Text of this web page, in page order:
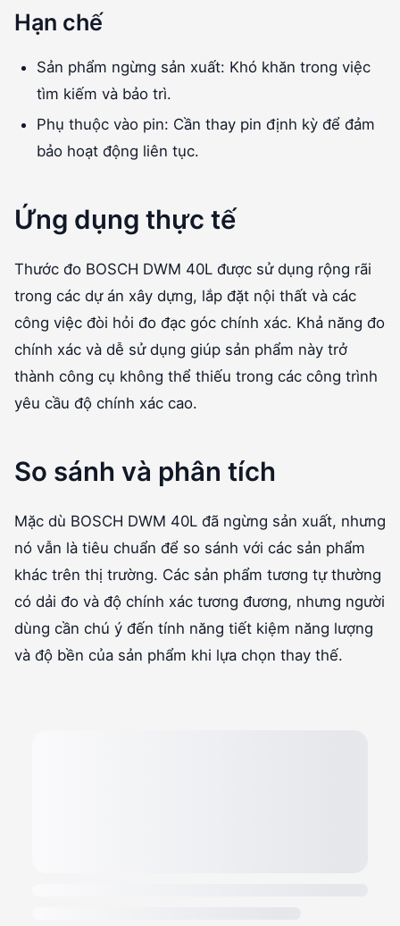
Hạn chế
Sản phẩm ngừng sản xuất: Khó khăn trong việc
tìm kiếm và bảo trì.
Phụ thuộc vào pin: Cần thay pin định kỳ để đảm
bảo hoạt động liên tục.
Ứng dụng thực tế
Thước đo BOSCH DWM 40L được sử dụng rộng rãi
trong các dự án xây dựng, lắp đặt nội thất và các
công việc đòi hỏi đo đạc góc chính xác. Khả năng đo
chính xác và dễ sử dụng giúp sản phẩm này trở
thành công cụ không thể thiếu trong các công trình
yêu cầu độ chính xác cao.
So sánh và phân tích
Mặc dù BOSCH DWM 40L đã ngừng sản xuất, nhưng
nó vẫn là tiêu chuẩn để so sánh với các sản phẩm
khác trên thị trường. Các sản phẩm tương tự thường
có dải đo và độ chính xác tương đương, nhưng người
dùng cần chú ý đến tính năng tiết kiệm năng lượng
và độ bền của sản phẩm khi lựa chọn thay thế.